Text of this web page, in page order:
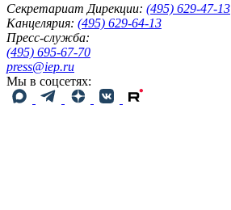
Секретариат Дирекции: (495) 629-47-13
Канцелярия: (495) 629-64-13
Пресс-служба:
(495) 695-67-70
press@iep.ru
Мы в соцсетях: